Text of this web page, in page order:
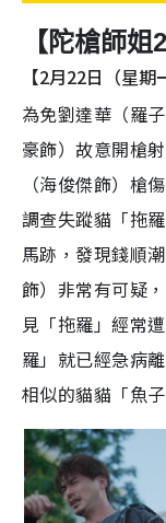
【陀槍師姐
【2月22日（星期
為免劉達華（羅
豪飾）故意開槍
（海俊傑飾）槍
調查失蹤貓「拖
馬跡，發現錢順
飾）非常有可疑
見「拖羅」經常
羅」就已經急病
相似的貓貓「魚